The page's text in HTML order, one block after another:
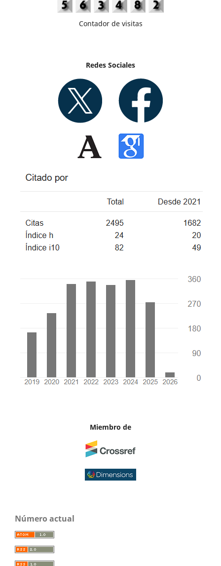
Contador de visitas
Redes Sociales
Miembro de
Número actual